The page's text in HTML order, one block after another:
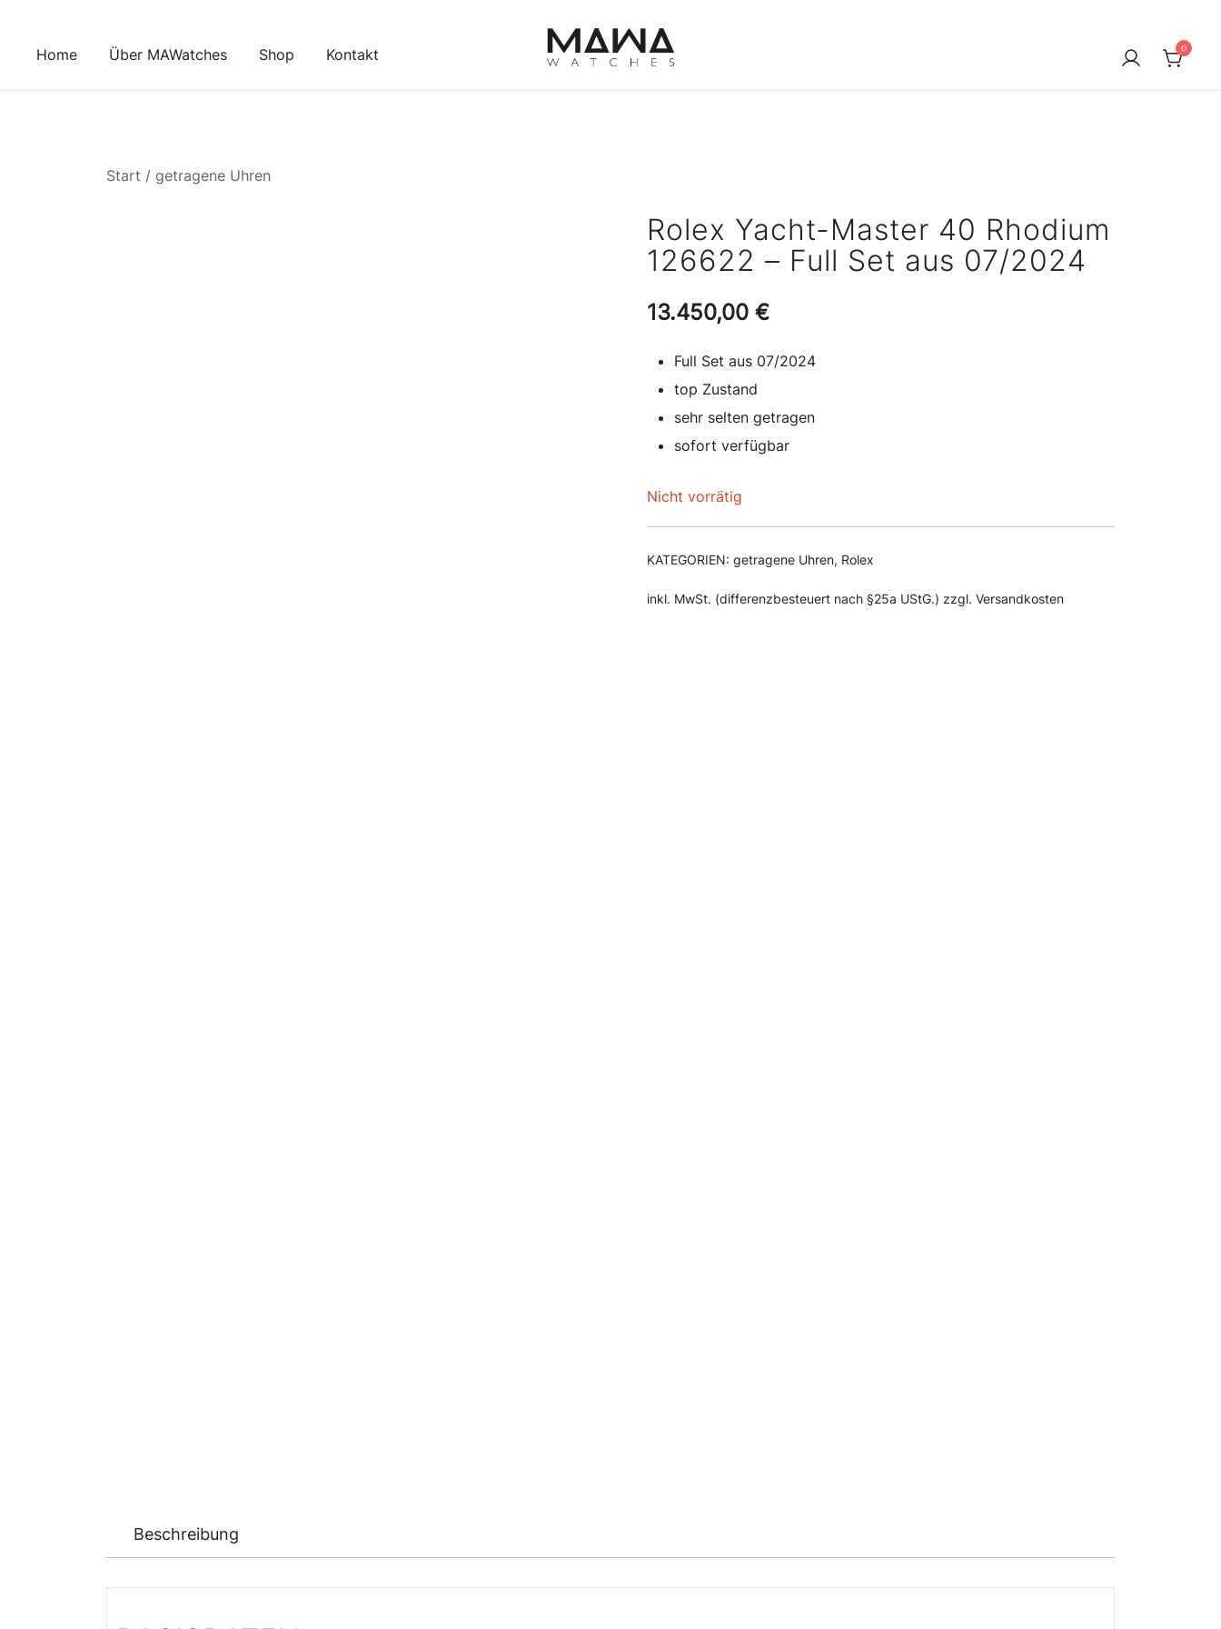
springenHome Über MAWatches Shop Kontakt 0
Start / getragene Uhren
Rolex Yacht-Master 40 Rhodium
126622 – Full Set aus 07/2024
13.450,00 €
Full Set aus 07/2024
top Zustand
sehr selten getragen
sofort verfügbar
Nicht vorrätig
KATEGORIEN: getragene Uhren, Rolex
inkl. MwSt. (differenzbesteuert nach §25a UStG.) zzgl. Versandkosten
Beschreibung